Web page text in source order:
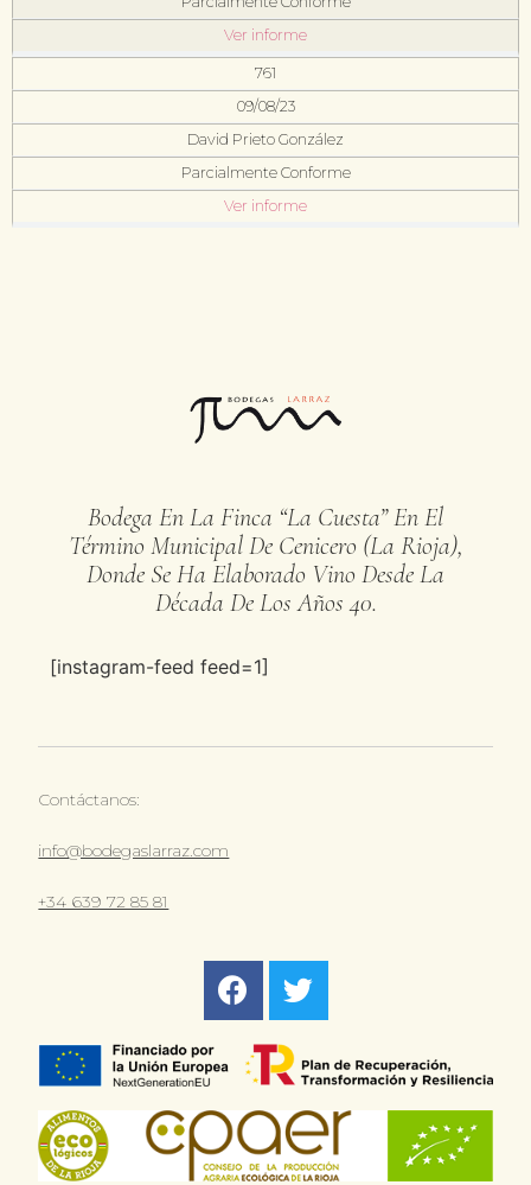
Ver informe
761
09/08/23
David Prieto González
Parcialmente Conforme
Ver informe
Bodega En La Finca “La Cuesta” En El
Término Municipal De Cenicero (La Rioja),
Donde Se Ha Elaborado Vino Desde La
Década De Los Años 40.
[instagram-feed feed=1]
Contáctanos:
info@bodegaslarraz.com
+34 639 72 85 81